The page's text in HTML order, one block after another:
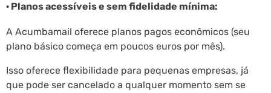
· Planos acessíveis e sem fidelidade mínima:
A Acumbamail oferece planos pagos econômicos (seu
plano básico começa em poucos euros por mês).
Isso oferece flexibilidade para pequenas empresas, já
que pode ser cancelado a qualquer momento sem se